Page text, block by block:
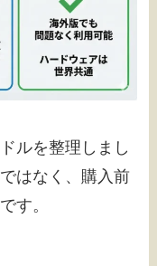
ルを整理しまし
はなく、購入前
す。